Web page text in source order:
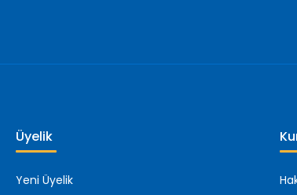
Üyelik
Yeni Üyelik